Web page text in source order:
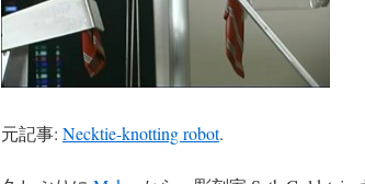
元記事: Necktie-knotting robot.